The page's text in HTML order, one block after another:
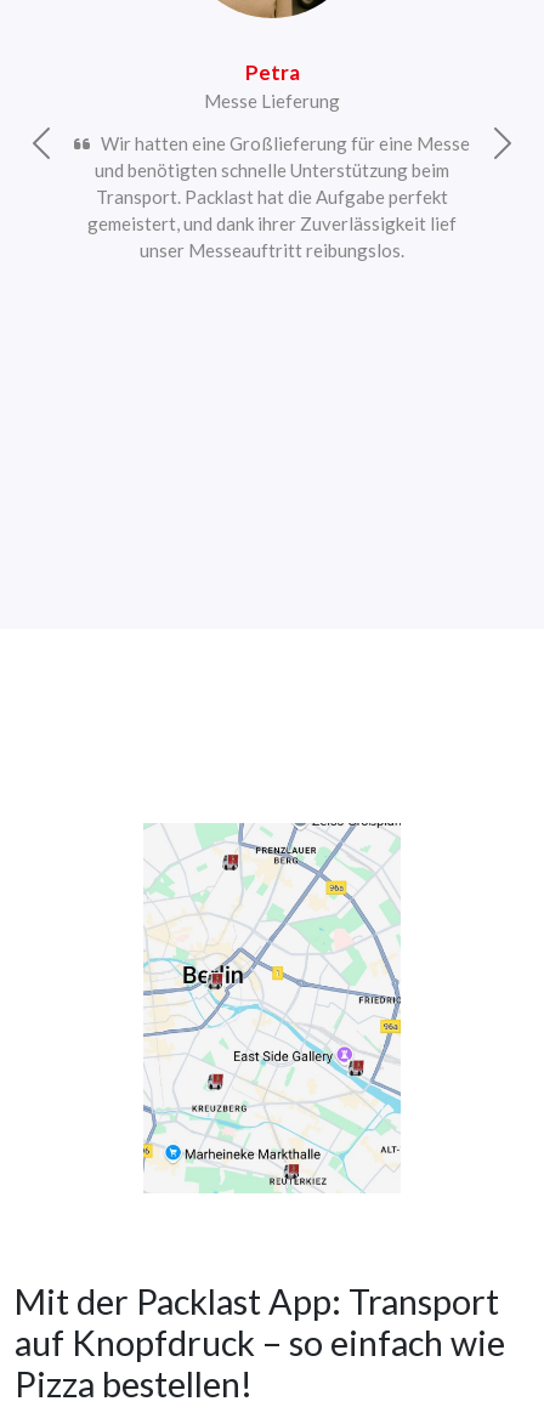
Petra
Messe Lieferung
Wir hatten eine Großlieferung für eine Messe
und benötigten schnelle Unterstützung beim
Transport. Packlast hat die Aufgabe perfekt
gemeistert, und dank ihrer Zuverlässigkeit lief
unser Messeauftritt reibungslos.
Vorherige
Mit der Packlast App: Transport
auf Knopfdruck – so einfach wie
Pizza bestellen!